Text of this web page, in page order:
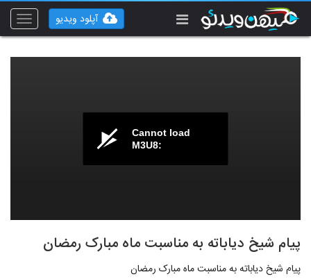
Toggle
آپلود ویدیو
Cannot load
M3U8:
پیام شیخ دیاباته به مناسبت ماه مبارک رمضان
پیام شیخ دیاباته به مناسبت ماه مبارک رمضان